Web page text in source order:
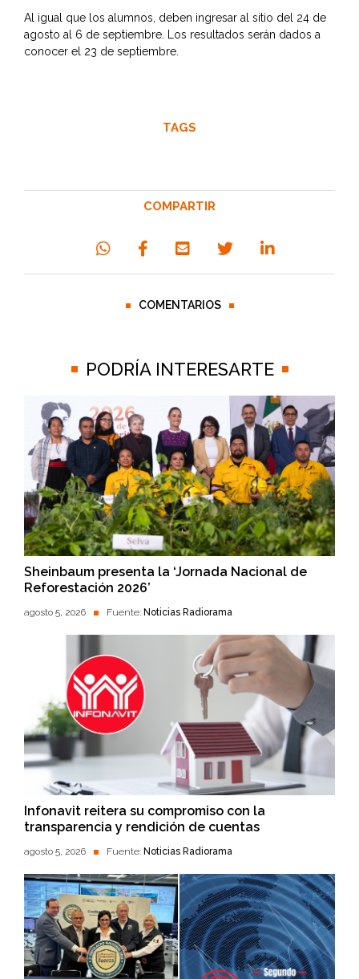
Al igual que los alumnos, deben ingresar al sitio del 24 de
agosto al 6 de septiembre.
Los resultados serán dados a
conocer el 23 de septiembre.
TAGS
COMPARTIR
COMENTARIOS
PODRÍA INTERESARTE
Sheinbaum presenta la ‘Jornada Nacional de
Reforestación 2026’
agosto 5, 2026 Fuente: Noticias Radiorama
Infonavit reitera su compromiso con la
transparencia y rendición de cuentas
agosto 5, 2026 Fuente: Noticias Radiorama